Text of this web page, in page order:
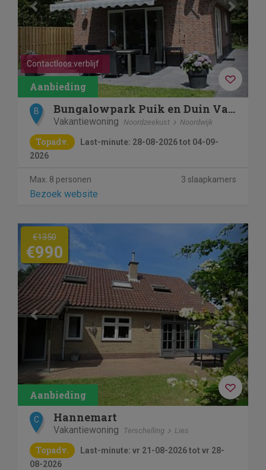
Contactloos verblijf
B Bungalowpark Puik en Duin Vakantiehuis nr 33
Vakantiewoning Noordzeekust Noordwijk
Topadv.
Last-minute: 28-08-2026 tot 04-09-
2026
Max. 8 personen 3 slaapkamers
Bezoek website
Previous Next
€1350
€990
C Hannemart
Vakantiewoning Terschelling Lies
Topadv.
Last-minute: vr 21-08-2026 tot vr 28-
08-2026